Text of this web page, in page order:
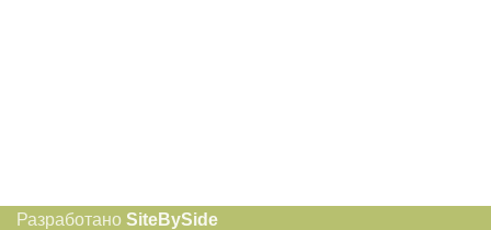
Разработано SiteBySide